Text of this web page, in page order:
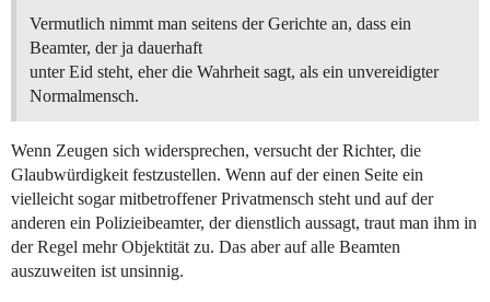
Vermutlich nimmt man seitens der Gerichte an, dass ein
Beamter, der ja dauerhaft
unter Eid steht, eher die Wahrheit sagt, als ein unvereidigter
Normalmensch.
Wenn Zeugen sich widersprechen, versucht der Richter, die
Glaubwürdigkeit festzustellen. Wenn auf der einen Seite ein
vielleicht sogar mitbetroffener Privatmensch steht und auf der
anderen ein Polizieibeamter, der dienstlich aussagt, traut man ihm in
der Regel mehr Objektität zu. Das aber auf alle Beamten
auszuweiten ist unsinnig.